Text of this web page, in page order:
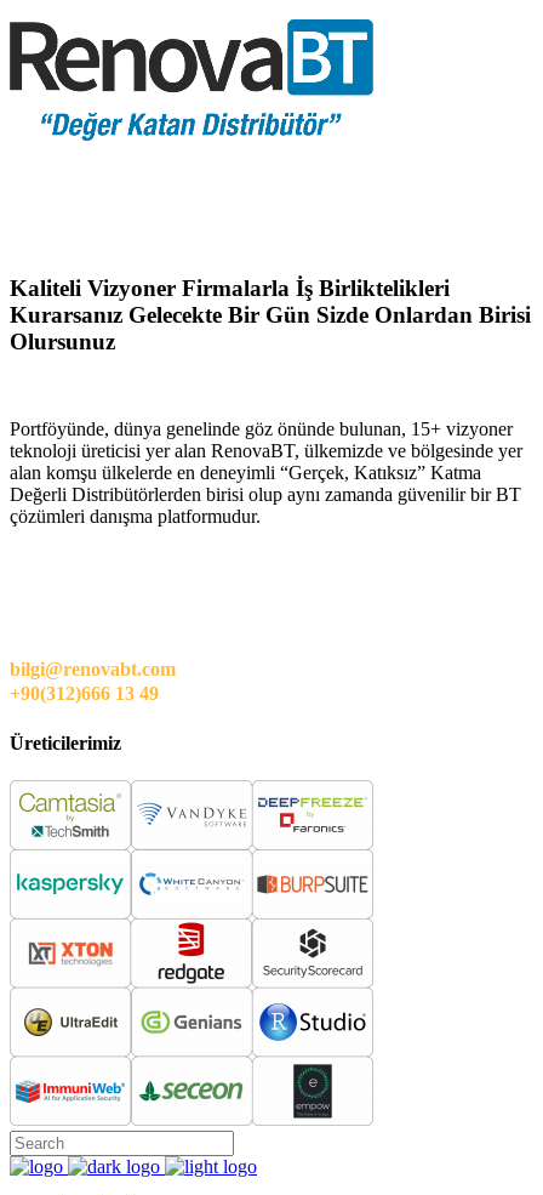
Kaliteli Vizyoner Firmalarla İş Birliktelikleri
Kurarsanız Gelecekte Bir Gün Sizde Onlardan Birisi
Olursunuz
Portföyünde, dünya genelinde göz önünde bulunan, 15+ vizyoner
teknoloji üreticisi yer alan RenovaBT, ülkemizde ve bölgesinde yer
alan komşu ülkelerde en deneyimli “Gerçek, Katıksız” Katma
Değerli Distribütörlerden birisi olup aynı zamanda güvenilir bir BT
çözümleri danışma platformudur.
bilgi@renovabt.com
+90(312)666 13 49
Üreticilerimiz